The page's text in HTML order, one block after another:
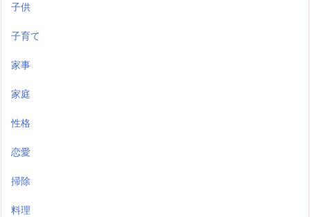
子供
子育て
家事
家庭
性格
恋愛
掃除
料理